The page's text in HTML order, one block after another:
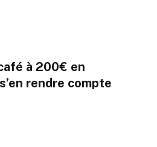
à 200€ en
rendre compte